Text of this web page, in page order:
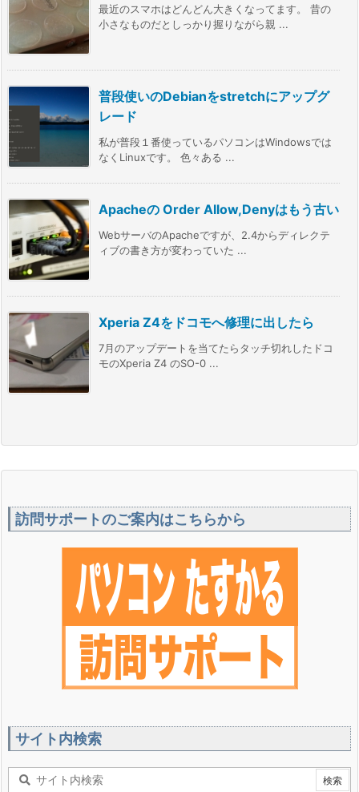
最近のスマホはどんどん大きくなってます。 昔の
小さなものだとしっかり握りながら親 ...
普段使いのDebianをstretchにアップグ
レード
私が普段１番使っているパソコンはWindowsでは
なくLinuxです。 色々ある ...
Apacheの Order Allow,Denyはもう古い
WebサーバのApacheですが、2.4からディレクテ
ィブの書き方が変わっていた ...
Xperia Z4をドコモへ修理に出したら
7月のアップデートを当てたらタッチ切れしたドコ
モのXperia Z4 のSO-0 ...
訪問サポートのご案内はこちらから
サイト内検索